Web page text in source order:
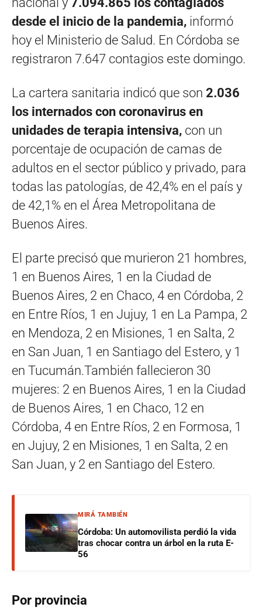
desde el inicio de la pandemia, informó
hoy el Ministerio de Salud. En Córdoba se
registraron 7.647 contagios este domingo.
La cartera sanitaria indicó que son 2.036
los internados con coronavirus en
unidades de terapia intensiva, con un
porcentaje de ocupación de camas de
adultos en el sector público y privado, para
todas las patologías, de 42,4% en el país y
de 42,1% en el Área Metropolitana de
Buenos Aires.
El parte precisó que murieron 21 hombres,
1 en Buenos Aires, 1 en la Ciudad de
Buenos Aires, 2 en Chaco, 4 en Córdoba, 2
en Entre Ríos, 1 en Jujuy, 1 en La Pampa, 2
en Mendoza, 2 en Misiones, 1 en Salta, 2
en San Juan, 1 en Santiago del Estero, y 1
en Tucumán.También fallecieron 30
mujeres: 2 en Buenos Aires, 1 en la Ciudad
de Buenos Aires, 1 en Chaco, 12 en
Córdoba, 4 en Entre Ríos, 2 en Formosa, 1
en Jujuy, 2 en Misiones, 1 en Salta, 2 en
San Juan, y 2 en Santiago del Estero.
MIRÁ TAMBIÉN
Córdoba: Un automovilista perdió la vida
tras chocar contra un árbol en la ruta E-
56
Por provincia